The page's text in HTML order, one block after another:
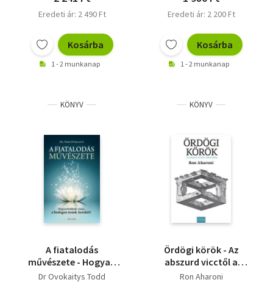
Eredeti ár: 2 490 Ft
Kosárba
1 - 2 munkanap
Eredeti ár: 2 200 Ft
Kosárba
1 - 2 munkanap
KÖNYV
A fiatalodás
művészete - Hogyan
fordítsuk vissza a
Dr Ovokaitys Todd
KÖNYV
Ördögi körök - Az
abszurd vicctől a
Gödel-tételig (2.
Ron Aharoni